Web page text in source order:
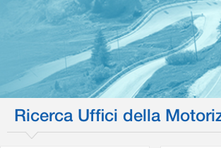
Ricerca Uffici della